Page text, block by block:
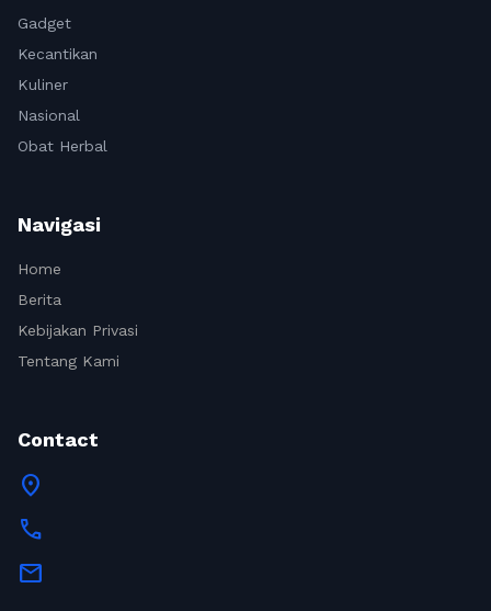
Gadget
Kecantikan
Kuliner
Nasional
Obat Herbal
Navigasi
Home
Berita
Kebijakan Privasi
Tentang Kami
Contact
location_on
call
mail